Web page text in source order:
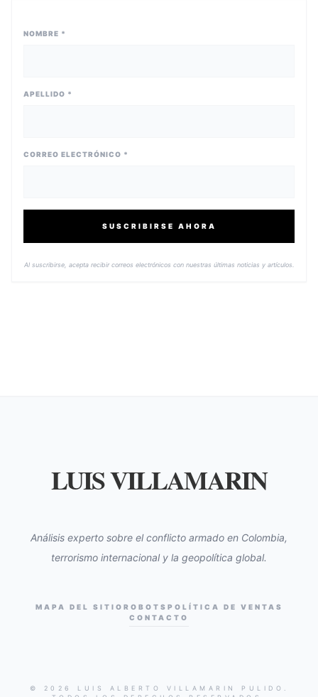
NOMBRE *
APELLIDO *
CORREO ELECTRÓNICO *
SUSCRIBIRSE AHORA
Al suscribirse, acepta recibir correos electrónicos con nuestras últimas noticias y artículos.
LUIS VILLAMARIN
Análisis experto sobre el conflicto armado en Colombia,
terrorismo internacional y la geopolítica global.
MAPA DEL SITIO ROBOTS POLÍTICA DE VENTAS
CONTACTO
© 2026 LUIS ALBERTO VILLAMARIN PULIDO.